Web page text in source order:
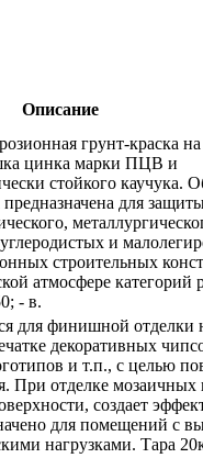
Описание
грунт-краска
цинка марки ПЦВ и
стойкого каучука.
для
и
строительных
атмосфере категорий
- в.
для финишной отделки
декоративных
и т.п., с целью
При отделке мозаичных
создает
для помещений с
нагрузками. Тара